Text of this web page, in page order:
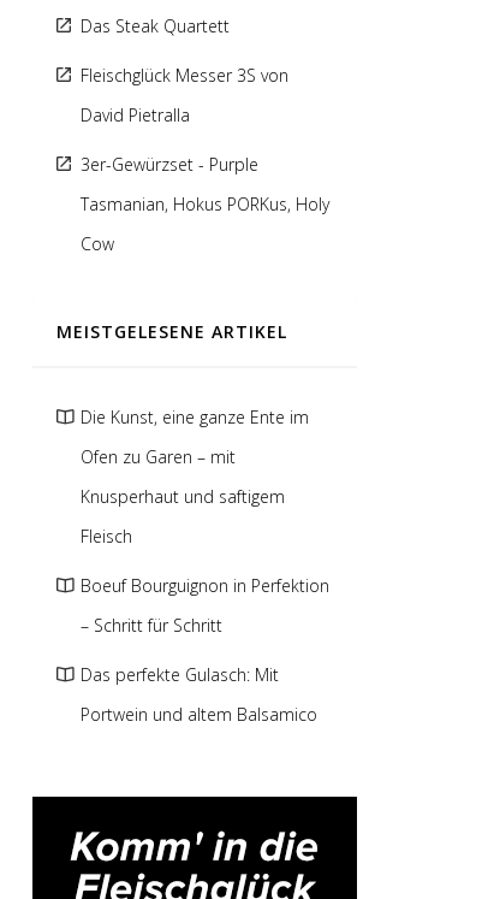
Das Steak Quartett
Fleischglück Messer 3S von
David Pietralla
3er-Gewürzset - Purple
Tasmanian, Hokus PORKus, Holy
Cow
MEISTGELESENE ARTIKEL
Die Kunst, eine ganze Ente im
Ofen zu Garen – mit
Knusperhaut und saftigem
Fleisch
Boeuf Bourguignon in Perfektion
– Schritt für Schritt
Das perfekte Gulasch: Mit
Portwein und altem Balsamico